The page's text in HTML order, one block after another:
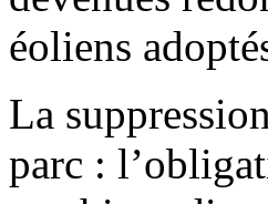
éoliens
La
parc :